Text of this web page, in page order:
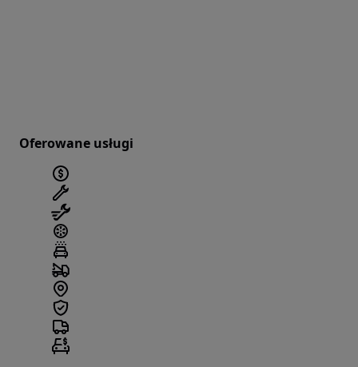
Oferowane usługi